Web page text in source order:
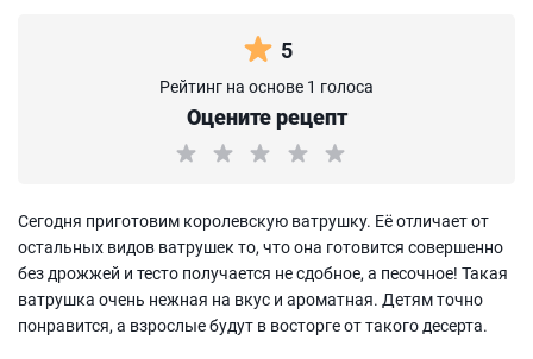
5
Рейтинг на основе 1 голоса
Оцените рецепт
Сегодня приготовим королевскую ватрушку. Её отличает от
остальных видов ватрушек то, что она готовится совершенно
без дрожжей и тесто получается не сдобное, а песочное! Такая
ватрушка очень нежная на вкус и ароматная. Детям точно
понравится, а взрослые будут в восторге от такого десерта.